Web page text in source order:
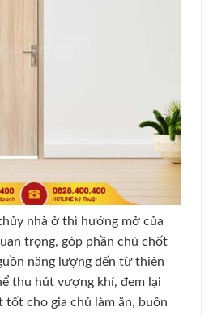
nhà ở thì hướng mở của
trọng, góp phần chủ chốt
năng lượng đến từ thiên
thu hút vượng khí, đem lại
tốt cho gia chủ làm ăn, buôn